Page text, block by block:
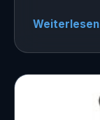
Weiterlesen